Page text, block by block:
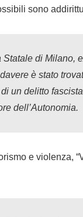
sono
di Milano,
è stato
un delitto fascista
dell’Autonomia.
e violenza,